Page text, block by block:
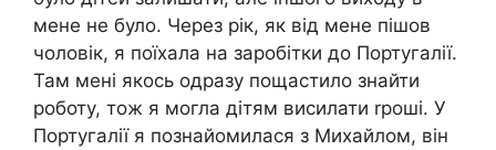
мене не було. Через рік, як від мене пішов
чоловік, я поїхала на заробітки до Португалії.
Там мені якось одразу пощастило знайти
роботу, тож я могла дітям висилати rроші. У
Португалії я познайомилася з Михайлом, він